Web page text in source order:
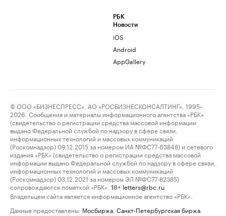
РБК
Новости
iOS
Android
AppGallery
© ООО «БИЗНЕСПРЕСС», АО «РОСБИЗНЕСКОНСАЛТИНГ», 1995–
2026. Сообщения и материалы информационного агентства «РБК»
(свидетельство о регистрации средства массовой информации
выдано Федеральной службой по надзору в сфере связи,
информационных технологий и массовых коммуникаций
(Роскомнадзор) 09.12.2015 за номером ИА №ФС77-63848) и сетевого
издания «РБК» (свидетельство о регистрации средства массовой
информации выдано Федеральной службой по надзору в сфере связи,
информационных технологий и массовых коммуникаций
(Роскомнадзор) 03.12.2021 за номером ЭЛ №ФС77-82385)
сопровождаются пометкой «РБК».
18+ letters@rbc.ru
Владельцем сайта является информационное агентство «РБК».
Данные предоставлены: Мосбиржа Санкт-Петербургская биржа